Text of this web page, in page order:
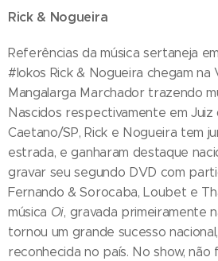
Rick & Nogueira
Referências da música sertaneja
#lokos Rick & Nogueira chegam na
Mangalarga Marchador trazendo
Nascidos respectivamente em
Caetano/SP, Rick e Nogueira tem
estrada, e ganharam destaque
gravar seu segundo DVD com
Fernando & Sorocaba, Loubet e
música Oi, gravada primeiramente
tornou um grande sucesso
reconhecida no país. No show,